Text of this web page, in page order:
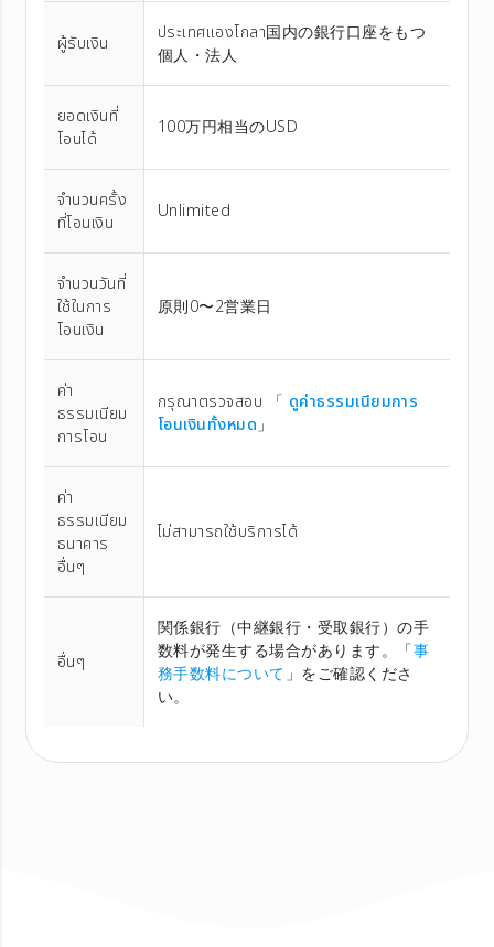
ผู้รับเงิน
ประเทศแองโกลา国内の銀行口座をもつ
個人・法人
ยอดเงินที่
โอนได้
100万円相当のUSD
จำนวนครั้ง
ที่โอนเงิน
Unlimited
จำนวนวันที่
ใช้ในการ
โอนเงิน
原則0〜2営業日
ค่า
ธรรมเนียม
การโอน
กรุณาตรวจสอบ 「 ดูค่าธรรมเนียมการ
โอนเงินทั้งหมด」
ค่า
ธรรมเนียม
ธนาคาร
อื่นๆ
ไม่สามารถใช้บริการได้
อื่นๆ
関係銀行（中継銀行・受取銀行）の手
数料が発生する場合があります。「事
務手数料について」をご確認くださ
い。